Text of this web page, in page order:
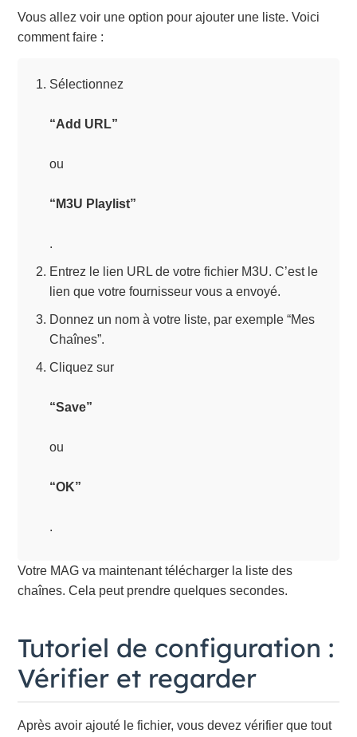
Vous allez voir une option pour ajouter une liste. Voici
comment faire :
Sélectionnez
“Add URL”
ou
“M3U Playlist”
.
Entrez le lien URL de votre fichier M3U. C’est le
lien que votre fournisseur vous a envoyé.
Donnez un nom à votre liste, par exemple “Mes
Chaînes”.
Cliquez sur
“Save”
ou
“OK”
.
Votre MAG va maintenant télécharger la liste des
chaînes. Cela peut prendre quelques secondes.
Tutoriel de configuration :
Vérifier et regarder
Après avoir ajouté le fichier, vous devez vérifier que tout